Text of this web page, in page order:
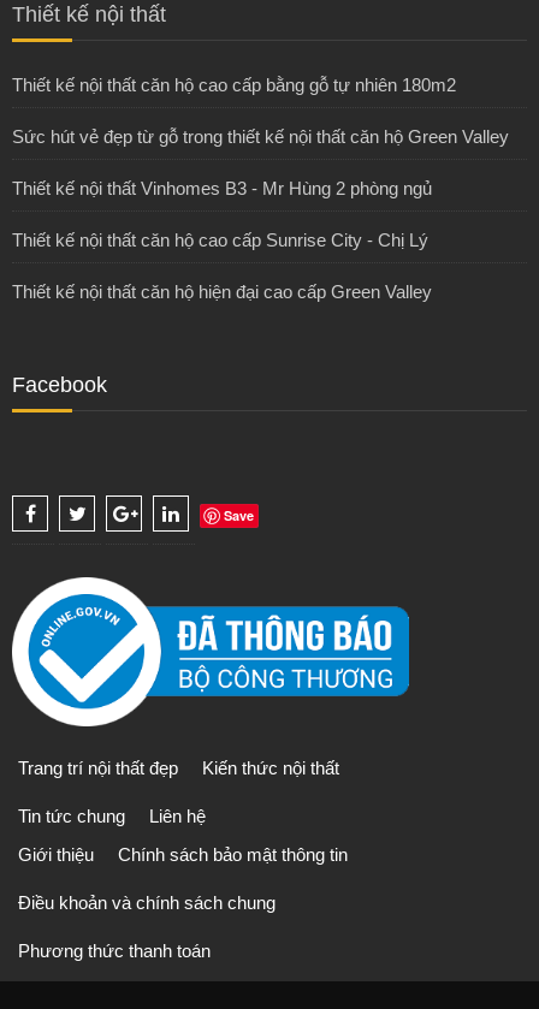
Thiết kế nội thất
Thiết kế nội thất căn hộ cao cấp bằng gỗ tự nhiên 180m2
Sức hút vẻ đẹp từ gỗ trong thiết kế nội thất căn hộ Green Valley
Thiết kế nội thất Vinhomes B3 - Mr Hùng 2 phòng ngủ
Thiết kế nội thất căn hộ cao cấp Sunrise City - Chị Lý
Thiết kế nội thất căn hộ hiện đại cao cấp Green Valley
Facebook
Save
Trang trí nội thất đẹp Kiến thức nội thất
Tin tức chung
Liên hệ
Giới thiệu
Chính sách bảo mật thông tin
Điều khoản và chính sách chung
Phương thức thanh toán